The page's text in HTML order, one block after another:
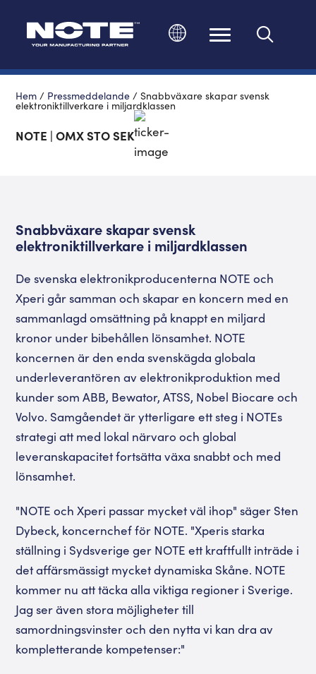
Hem / Pressmeddelande /Snabbväxare skapar svensk
elektroniktillverkare i miljardklassen
NOTE | OMX STO SEK
Snabbväxare skapar svensk
elektroniktillverkare i miljardklassen
De svenska elektronikproducenterna NOTE och
Xperi går samman och skapar en koncern med en
sammanlagd omsättning på knappt en miljard
kronor under bibehållen lönsamhet. NOTE
koncernen är den enda svenskägda globala
underleverantören av elektronikproduktion med
kunder som ABB, Bewator, ATSS, Nobel Biocare och
Volvo. Samgåendet är ytterligare ett steg i NOTEs
strategi att med lokal närvaro och global
leveranskapacitet fortsätta växa snabbt och med
lönsamhet.
"NOTE och Xperi passar mycket väl ihop" säger Sten
Dybeck, koncernchef för NOTE. "Xperis starka
ställning i Sydsverige ger NOTE ett kraftfullt inträde i
det affärsmässigt mycket dynamiska Skåne. NOTE
kommer nu att täcka alla viktiga regioner i Sverige.
Jag ser även stora möjligheter till
samordningsvinster och den nytta vi kan dra av
kompletterande kompetenser:"